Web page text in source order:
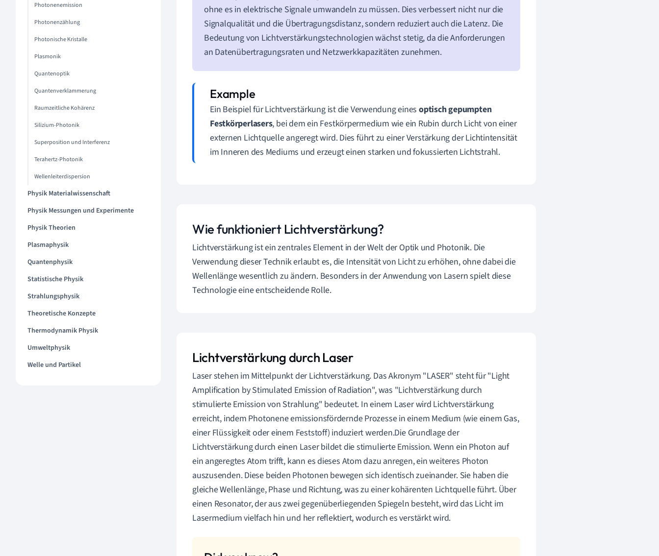
Photonenemission
Photonenzählung
Photonische Kristalle
Plasmonik
Quantenoptik
Quantenverklammerung
Raumzeitliche Kohärenz
Silizium-Photonik
Superposition und Interferenz
Terahertz-Photonik
Wellenleiterdispersion
Physik Materialwissenschaft
Physik Messungen und Experimente
Physik Theorien
Plasmaphysik
Quantenphysik
Statistische Physik
Strahlungsphysik
Theoretische Konzepte
Thermodynamik Physik
Umweltphysik
Welle und Partikel
ohne es in elektrische Signale umwandeln zu müssen. Dies verbessert nicht nur die
Signalqualität und die Übertragungsdistanz, sondern reduziert auch die Latenz. Die
Bedeutung von Lichtverstärkungstechnologien wächst stetig, da die Anforderungen
an Datenübertragungsraten und Netzwerkkapazitäten zunehmen.
Ein Beispiel für Lichtverstärkung ist die Verwendung einesoptisch gepumpten
Festkörperlasers, bei dem ein Festkörpermedium wie ein Rubin durch Licht von einer
externen Lichtquelle angeregt wird. Dies führt zu einer Verstärkung der Lichtintensität
im Inneren des Mediums und erzeugt einen starken und fokussierten Lichtstrahl.
Wie funktioniert Lichtverstärkung?
Lichtverstärkung ist ein zentrales Element in der Welt der Optik und Photonik. Die
Verwendung dieser Technik erlaubt es, die Intensität von Licht zu erhöhen, ohne dabei die
Wellenlänge wesentlich zu ändern. Besonders in der Anwendung von Lasern spielt diese
Technologie eine entscheidende Rolle.
Lichtverstärkung durch Laser
Laser stehen im Mittelpunkt der Lichtverstärkung. Das Akronym "LASER" steht für "Light
Amplification by Stimulated Emission of Radiation", was "Lichtverstärkung durch
stimulierte Emission von Strahlung" bedeutet. In einem Laser wird Lichtverstärkung
erreicht, indem Photonene emissionsfördernde Prozesse in einem Medium (wie einem Gas,
einer Flüssigkeit oder einem Feststoff) induziert werden.Die Grundlage der
Lichtverstärkung durch einen Laser bildet die stimulierte Emission. Wenn ein Photon auf
ein angeregtes Atom trifft, kann es dieses Atom dazu anregen, ein weiteres Photon
auszusenden. Diese beiden Photonen bewegen sich identisch zueinander. Sie haben die
gleiche Wellenlänge, Phase und Richtung, was zu einer kohärenten Lichtquelle führt. Über
einen Resonator, der aus zwei gegenüberliegenden Spiegeln besteht, wird das Licht im
Lasermedium vielfach hin und her reflektiert, wodurch es verstärkt wird.